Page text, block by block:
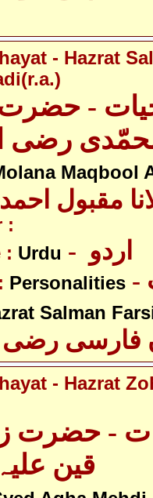
- Hazrat
-
رضی
Maqbool
مقبول
:
: Urdu
Personalities
Salman
فارسی رضی
- Hazrat
- حضرت
قین